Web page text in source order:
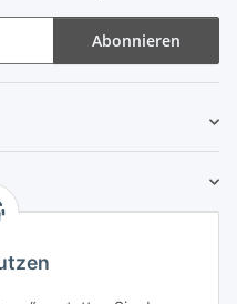
Abonnieren